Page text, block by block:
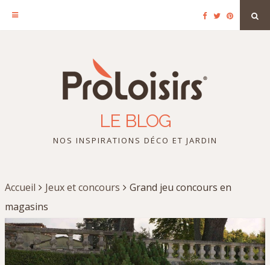
Facebook
TwitterPinterest
LE BLOG
NOS INSPIRATIONS DÉCO ET JARDIN
Accueil Jeux et concours
Grand jeu concours en
magasins